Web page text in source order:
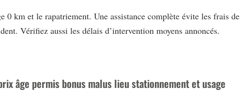
0 km et le rapatriement. Une assistance complète évite les frais de
Vérifiez aussi les délais d’intervention moyens annoncés.
âge permis bonus malus lieu stationnement et usage